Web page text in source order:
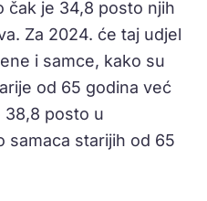
čak je 34,8 posto njih
Za 2024. će taj udjel
i samce, kako su
od 65 godina već
38,8 posto u
samaca starijih od 65